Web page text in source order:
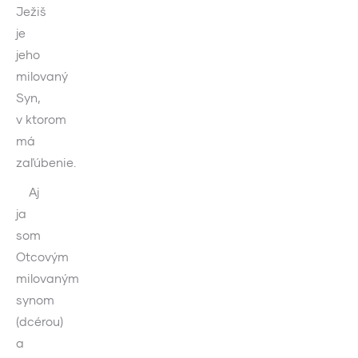
Ježiš
je
jeho
milovaný
Syn,
v ktorom
má
zaľúbenie.
Aj
ja
som
Otcovým
milovaným
synom
(dcérou)
a